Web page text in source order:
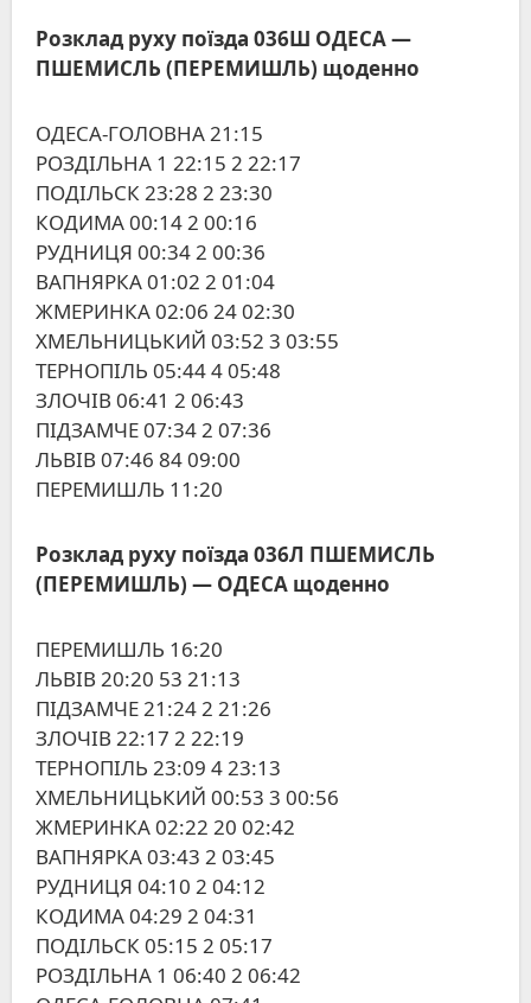
Розклад руху поїзда 036Ш ОДЕСА ―
ПШЕМИСЛЬ (ПЕРЕМИШЛЬ) щоденно
ОДЕСА-ГОЛОВНА 21:15
РОЗДІЛЬНА 1 22:15 2 22:17
ПОДІЛЬСК 23:28 2 23:30
КОДИМА 00:14 2 00:16
РУДНИЦЯ 00:34 2 00:36
ВАПНЯРКА 01:02 2 01:04
ЖМЕРИНКА 02:06 24 02:30
ХМЕЛЬНИЦЬКИЙ 03:52 3 03:55
ТЕРНОПІЛЬ 05:44 4 05:48
ЗЛОЧІВ 06:41 2 06:43
ПІДЗАМЧЕ 07:34 2 07:36
ЛЬВІВ 07:46 84 09:00
ПЕРЕМИШЛЬ 11:20
Розклад руху поїзда 036Л ПШЕМИСЛЬ
(ПЕРЕМИШЛЬ) ― ОДЕСА щоденно
ПЕРЕМИШЛЬ 16:20
ЛЬВІВ 20:20 53 21:13
ПІДЗАМЧЕ 21:24 2 21:26
ЗЛОЧІВ 22:17 2 22:19
ТЕРНОПІЛЬ 23:09 4 23:13
ХМЕЛЬНИЦЬКИЙ 00:53 3 00:56
ЖМЕРИНКА 02:22 20 02:42
ВАПНЯРКА 03:43 2 03:45
РУДНИЦЯ 04:10 2 04:12
КОДИМА 04:29 2 04:31
ПОДІЛЬСК 05:15 2 05:17
РОЗДІЛЬНА 1 06:40 2 06:42